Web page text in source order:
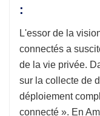
:
L'essor de la
connectés a
de la vie privée.
sur la collecte de
déploiement
connecté ». En